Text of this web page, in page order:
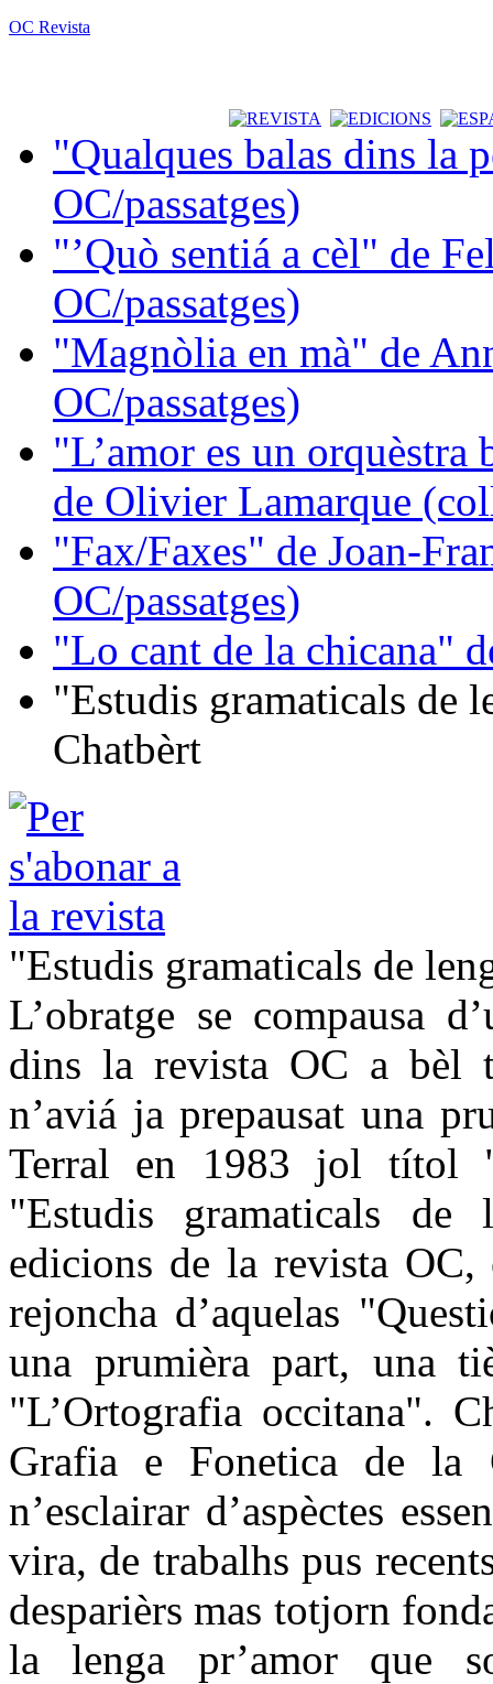
OC Revista
"Qualques balas dins la
OC/passatges)
"’Quò sentiá a cèl" de
OC/passatges)
"Magnòlia en mà" de
OC/passatges)
"L’amor es un orquèstra
de Olivier Lamarque
"Fax/Faxes" de Joan-
OC/passatges)
"Lo cant de la chicana"
"Estudis gramaticals de
Chatbèrt
"Estudis gramaticals de
L’obratge se compausa
dins la revista OC a bèl
n’aviá ja prepausat una
Terral en 1983 jol títol
"Estudis gramaticals de
edicions de la revista OC,
rejoncha d’aquelas
una prumièra part, una
"L’Ortografia occitana".
Grafia e Fonetica de la
n’esclairar d’aspèctes
vira, de trabalhs pus
desparièrs mas totjorn
la lenga pr’amor que